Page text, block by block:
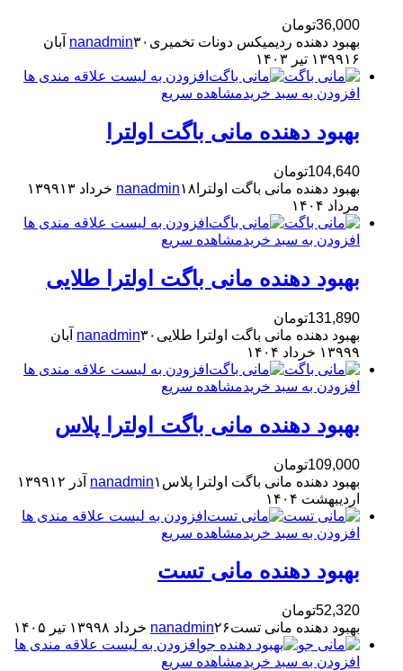
36,000تومان
بهبود دهنده ردیمیکس دونات تخمیری
nanadmin ۳۰ آبان
۱۳۹۹۱۶ تیر ۱۴۰۳
افزودن به لیست علاقه مندی ها
افزودن به سبد خریدمشاهده سریع
بهبود دهنده مانی باگت اولترا
104,640تومان
بهبود دهنده مانی باگت اولترا
nanadmin۱۸ خرداد ۱۳۹۹
۱۳
مرداد ۱۴۰۴
افزودن به لیست علاقه مندی ها
افزودن به سبد خریدمشاهده سریع
بهبود دهنده مانی باگت اولترا طلایی
131,890تومان
بهبود دهنده مانی باگت اولترا طلایی
nanadmin ۳۰ آبان
۱۳۹۹۹ خرداد ۱۴۰۴
افزودن به لیست علاقه مندی ها
افزودن به سبد خریدمشاهده سریع
بهبود دهنده مانی باگت اولترا پلاس
109,000تومان
بهبود دهنده مانی باگت اولترا پلاس
nanadmin۱ آذر ۱۳۹۹
۱۲
اردیبهشت ۱۴۰۴
افزودن به لیست علاقه مندی ها
افزودن به سبد خریدمشاهده سریع
بهبود دهنده مانی تست
52,320تومان
بهبود دهنده مانی تست
nanadmin۲۶ خرداد ۱۳۹۹
۸ تیر ۱۴۰۵
افزودن به لیست علاقه مندی ها
افزودن به سبد خریدمشاهده سریع